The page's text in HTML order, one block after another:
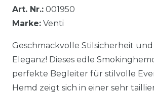
Art. Nr.: 001950
Marke: Venti
Geschmackvolle Stilsicherheit
Eleganz! Dieses edle
perfekte Begleiter für stilvolle
Hemd zeigt sich in einer sehr